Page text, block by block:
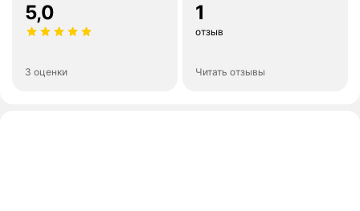
5,0
3 оценки
1
отзыв
Читать отзывы